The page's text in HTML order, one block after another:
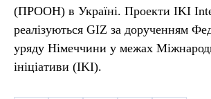
(ПРООН) в Україні. Проекти IKI
реалізуються GIZ за дорученням
уряду Німеччини у межах
ініціативи (IKI).